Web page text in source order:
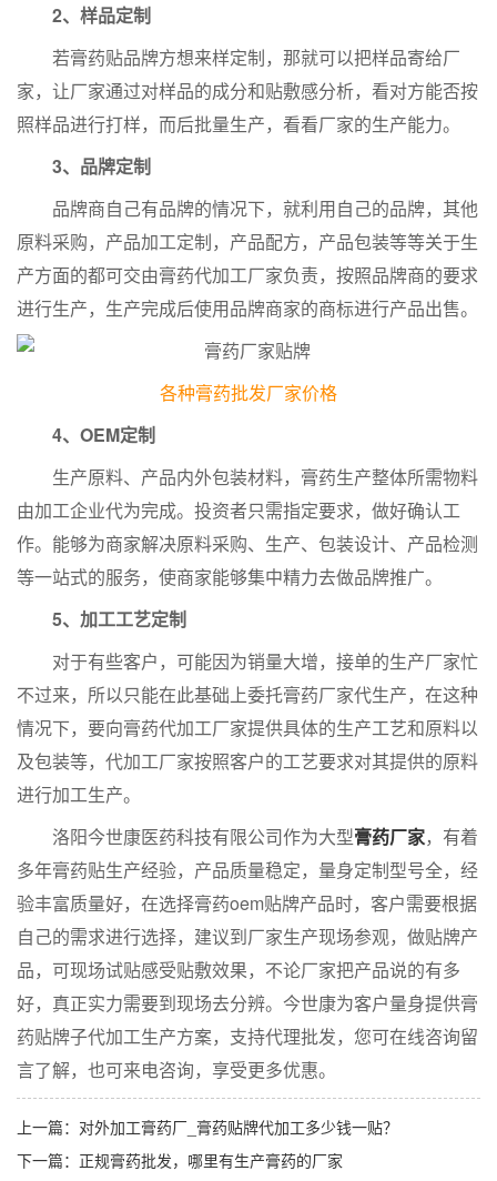
2、样品定制
若膏药贴品牌方想来样定制，那就可以把样品寄给厂
家，让厂家通过对样品的成分和贴敷感分析，看对方能否按
照样品进行打样，而后批量生产，看看厂家的生产能力。
3、品牌定制
品牌商自己有品牌的情况下，就利用自己的品牌，其他
原料采购，产品加工定制，产品配方，产品包装等等关于生
产方面的都可交由膏药代加工厂家负责，按照品牌商的要求
进行生产，生产完成后使用品牌商家的商标进行产品出售。
各种膏药批发厂家价格
4、OEM定制
生产原料、产品内外包装材料，膏药生产整体所需物料
由加工企业代为完成。投资者只需指定要求，做好确认工
作。能够为商家解决原料采购、生产、包装设计、产品检测
等一站式的服务，使商家能够集中精力去做品牌推广。
5、加工工艺定制
对于有些客户，可能因为销量大增，接单的生产厂家忙
不过来，所以只能在此基础上委托膏药厂家代生产，在这种
情况下，要向膏药代加工厂家提供具体的生产工艺和原料以
及包装等，代加工厂家按照客户的工艺要求对其提供的原料
进行加工生产。
洛阳今世康医药科技有限公司作为大型膏药厂家，有着
多年膏药贴生产经验，产品质量稳定，量身定制型号全，经
验丰富质量好，在选择膏药oem贴牌产品时，客户需要根据
自己的需求进行选择，建议到厂家生产现场参观，做贴牌产
品，可现场试贴感受贴敷效果，不论厂家把产品说的有多
好，真正实力需要到现场去分辨。今世康为客户量身提供膏
药贴牌子代加工生产方案，支持代理批发，您可在线咨询留
言了解，也可来电咨询，享受更多优惠。
上一篇： 对外加工膏药厂_膏药贴牌代加工多少钱一贴？
下一篇： 正规膏药批发，哪里有生产膏药的厂家